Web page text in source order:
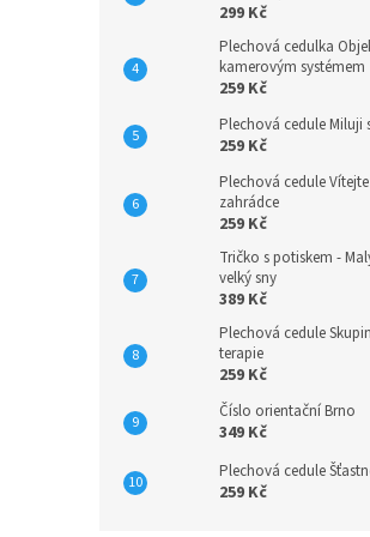
299 Kč
Plechová cedulka
kamerovým systémem
259 Kč
Plechová cedule Miluji
259 Kč
Plechová cedule
zahrádce
259 Kč
Tričko s potiskem -
velký sny
389 Kč
Plechová cedule
terapie
259 Kč
Číslo orientační Brno
349 Kč
Plechová cedule
259 Kč